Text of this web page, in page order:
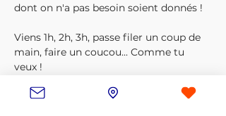
dont on n'a pas besoin soient donnés !
Viens 1h, 2h, 3h, passe filer un coup de
main, faire un coucou... Comme tu
veux !
Tes missions, avec les bénévoles et un